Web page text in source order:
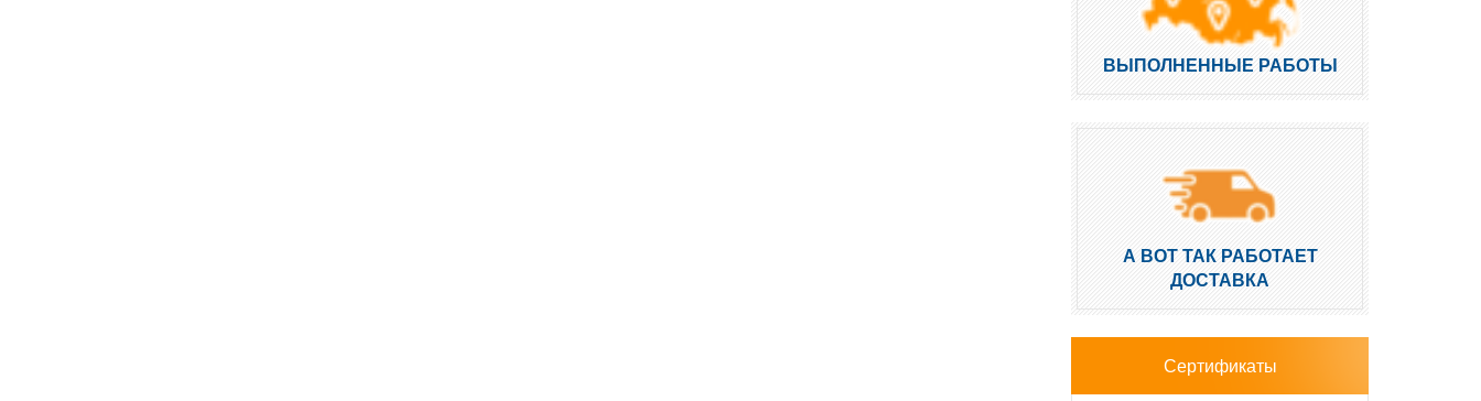
ВЫПОЛНЕННЫЕ РАБОТЫ
А ВОТ ТАК РАБОТАЕТ
ДОСТАВКА
Сертификаты